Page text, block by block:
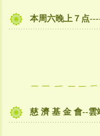
本周六晚上７点
慈 濟 基 金 會--雲